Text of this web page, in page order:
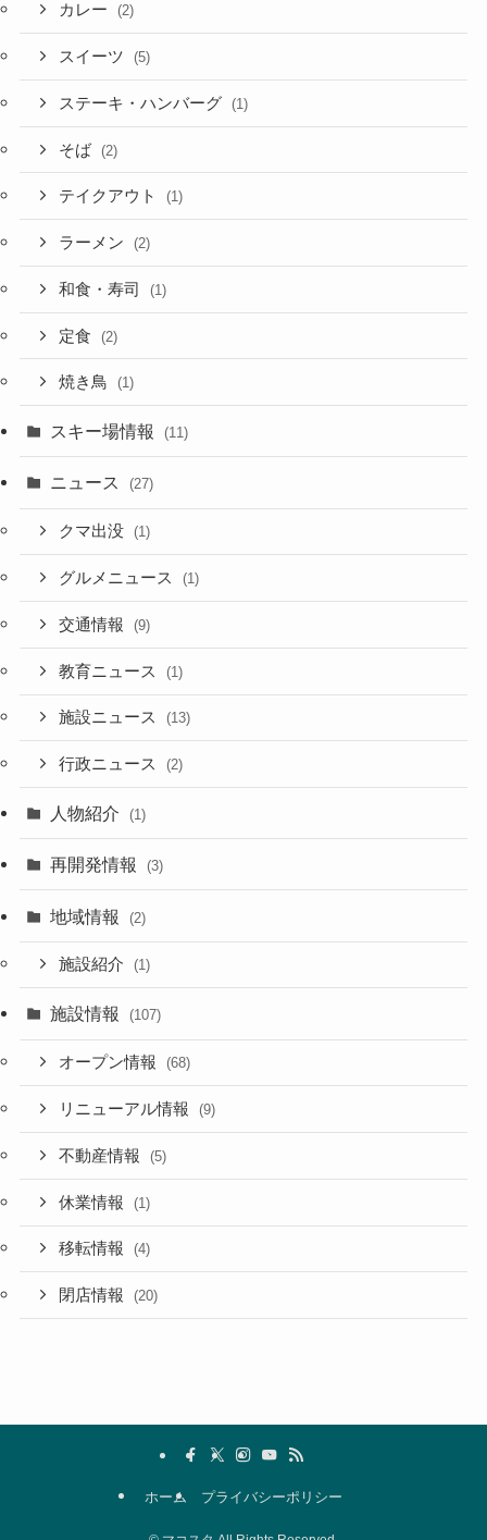
カレー (2)
スイーツ (5)
ステーキ・ハンバーグ (1)
そば (2)
テイクアウト (1)
ラーメン (2)
和食・寿司 (1)
定食 (2)
焼き鳥 (1)
スキー場情報 (11)
ニュース (27)
クマ出没 (1)
グルメニュース (1)
交通情報 (9)
教育ニュース (1)
施設ニュース (13)
行政ニュース (2)
人物紹介 (1)
再開発情報 (3)
地域情報 (2)
施設紹介 (1)
施設情報 (107)
オープン情報 (68)
リニューアル情報 (9)
不動産情報 (5)
休業情報 (1)
移転情報 (4)
閉店情報 (20)
ホーム プライバシーポリシー